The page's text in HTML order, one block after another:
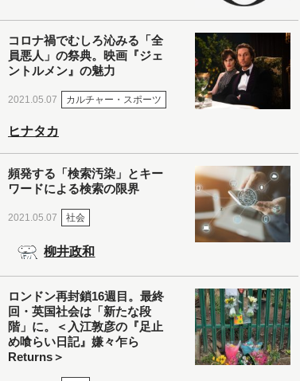
コロナ禍でむしろ沁みる「全
員悪人」の祭典。映画『ジェ
ントルメン』の魅力
2021.05.07 カルチャー・スポーツ
ヒナタカ
頻発する「検索汚染」とキー
ワードによる検索の限界
2021.05.07 社会
柳井政和
ロンドン再封鎖16週目。最終
回・英国社会は「新たな段
階」に。＜入江敦彦の『足止
め喰らい日記』嫌々乍ら
Returns＞